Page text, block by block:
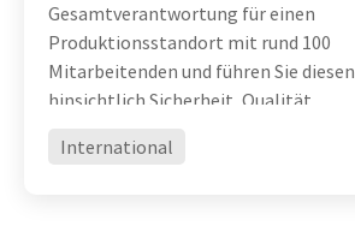
Gesamtverantwortung für einen
Produktionsstandort mit rund 100
Mitarbeitenden und führen Sie diesen
hinsichtlich Sicherheit, Qualität,
erfolgreich weiter Entwickeln Sie
International